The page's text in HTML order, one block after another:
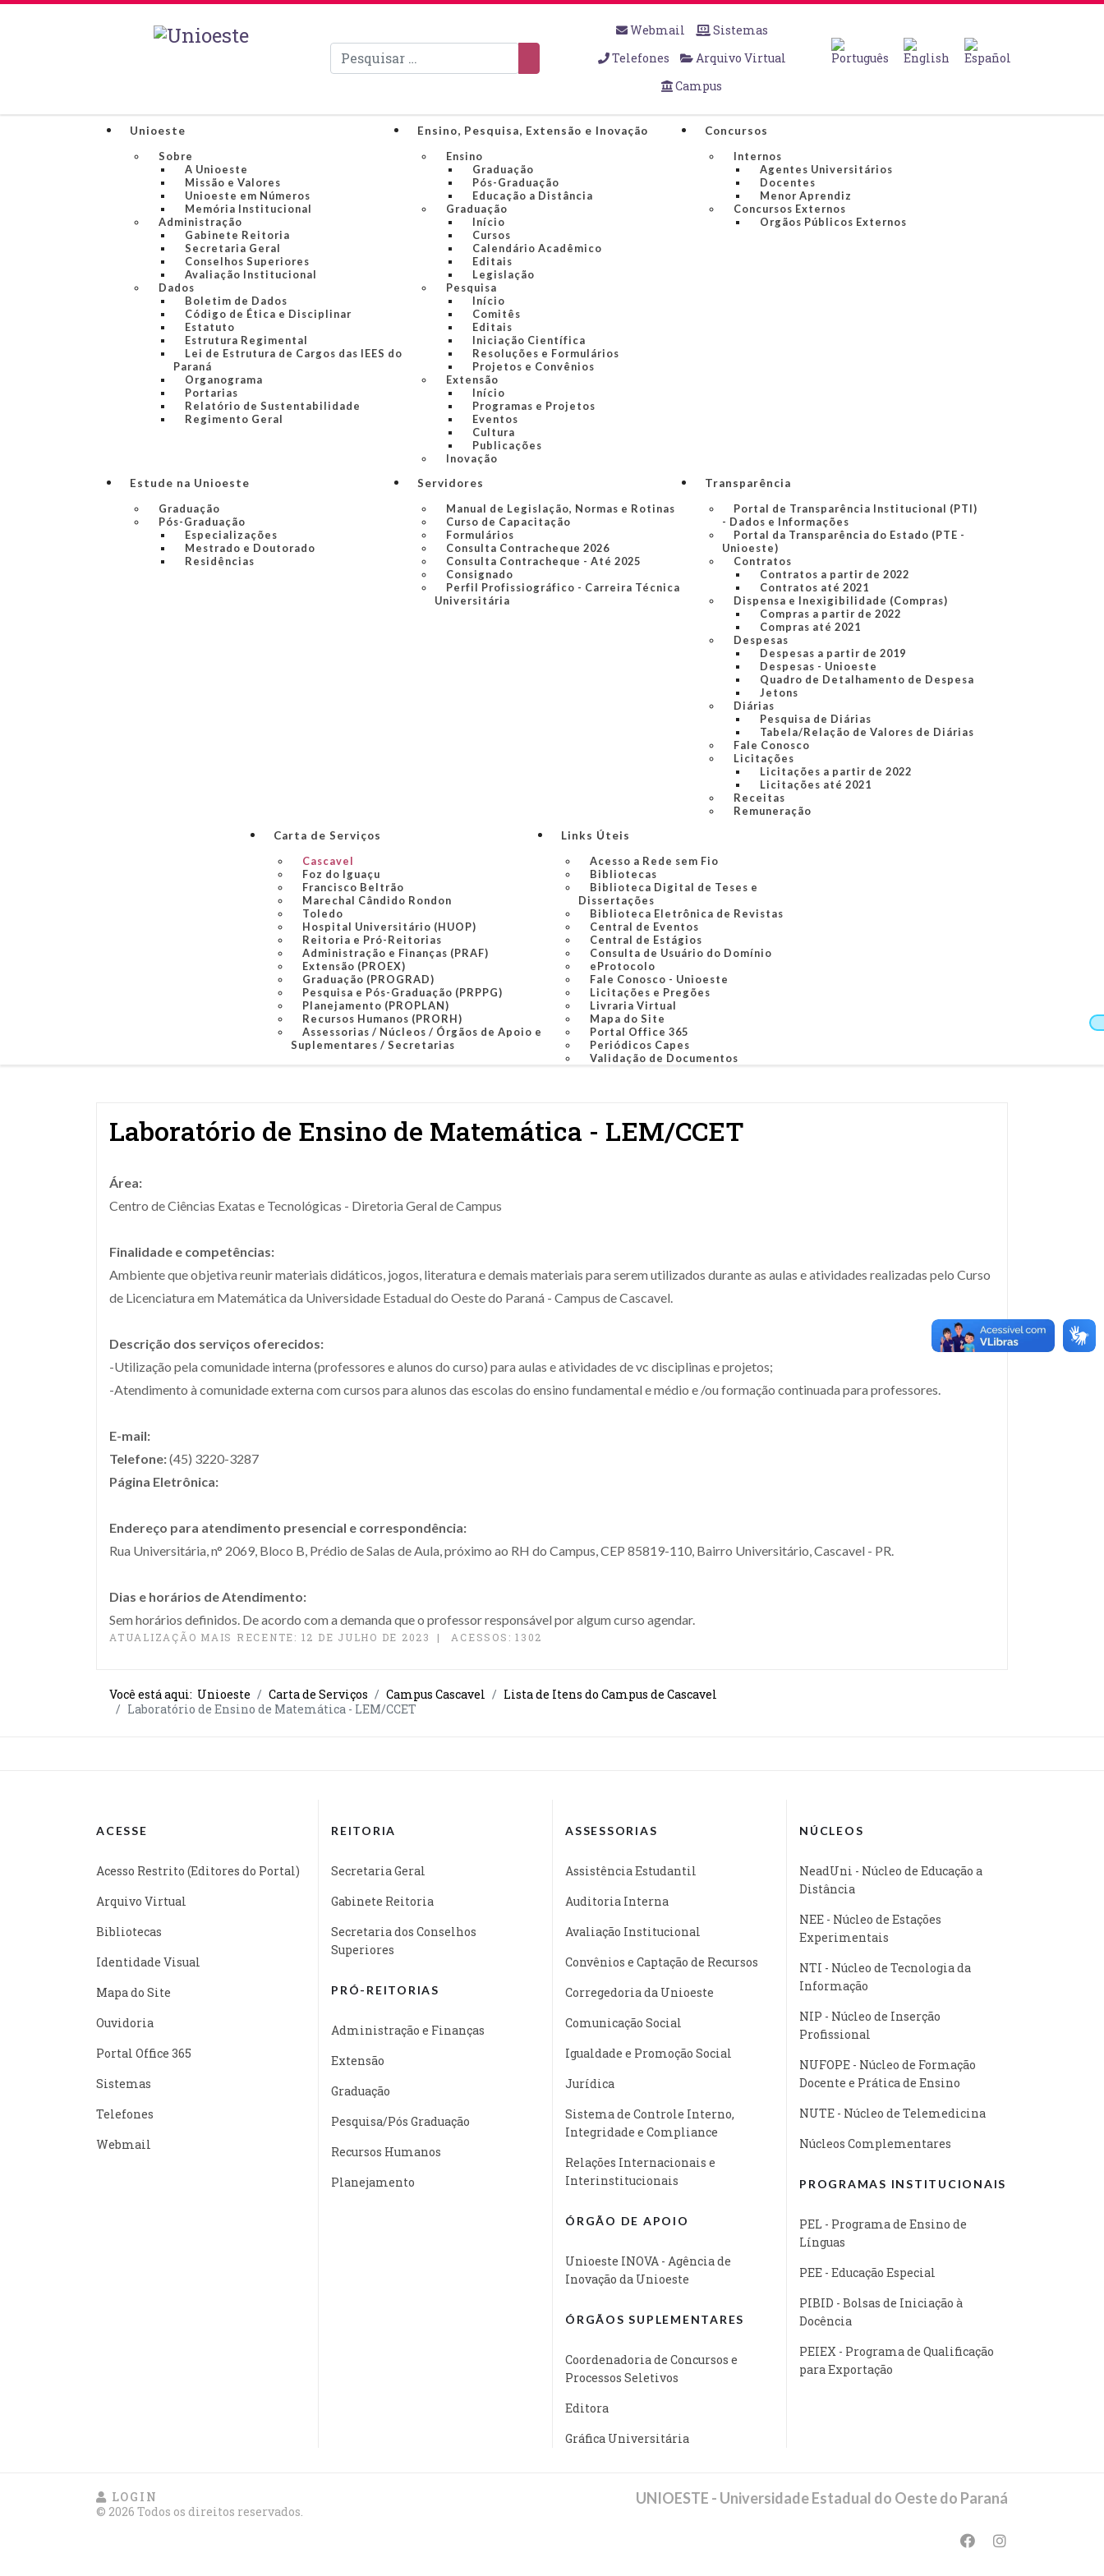
Pesquisar
Webmail
Sistemas
Telefones
Arquivo Virtual
Campus
Unioeste
Sobre
A Unioeste
Missão e Valores
Unioeste em Números
Memória Institucional
Administração
Gabinete Reitoria
Secretaria Geral
Conselhos Superiores
Avaliação Institucional
Dados
Boletim de Dados
Código de Ética e Disciplinar
Estatuto
Estrutura Regimental
Lei de Estrutura de Cargos das IEES do
Paraná
Organograma
Portarias
Relatório de Sustentabilidade
Regimento Geral
Ensino, Pesquisa, Extensão e Inovação
Ensino
Graduação
Pós-Graduação
Educação a Distância
Graduação
Início
Cursos
Calendário Acadêmico
Editais
Legislação
Pesquisa
Início
Comitês
Editais
Iniciação Científica
Resoluções e Formulários
Projetos e Convênios
Extensão
Início
Programas e Projetos
Eventos
Cultura
Publicações
Inovação
Concursos
Internos
Agentes Universitários
Docentes
Menor Aprendiz
Concursos Externos
Orgãos Públicos Externos
Estude na Unioeste
Graduação
Pós-Graduação
Especializações
Mestrado e Doutorado
Residências
Servidores
Manual de Legislação, Normas e Rotinas
Curso de Capacitação
Formulários
Consulta Contracheque 2026
Consulta Contracheque - Até 2025
Consignado
Perfil Profissiográfico - Carreira Técnica
Universitária
Transparência
Portal de Transparência Institucional (PTI)
- Dados e Informações
Portal da Transparência do Estado (PTE -
Unioeste)
Contratos
Contratos a partir de 2022
Contratos até 2021
Dispensa e Inexigibilidade (Compras)
Compras a partir de 2022
Compras até 2021
Despesas
Despesas a partir de 2019
Despesas - Unioeste
Quadro de Detalhamento de Despesa
Jetons
Diárias
Pesquisa de Diárias
Tabela/Relação de Valores de Diárias
Fale Conosco
Licitações
Licitações a partir de 2022
Licitações até 2021
Receitas
Remuneração
Carta de Serviços
Cascavel
Foz do Iguaçu
Francisco Beltrão
Marechal Cândido Rondon
Toledo
Hospital Universitário (HUOP)
Reitoria e Pró-Reitorias
Administração e Finanças (PRAF)
Extensão (PROEX)
Graduação (PROGRAD)
Pesquisa e Pós-Graduação (PRPPG)
Planejamento (PROPLAN)
Recursos Humanos (PRORH)
Assessorias / Núcleos / Órgãos de Apoio e
Suplementares / Secretarias
Links Úteis
Acesso a Rede sem Fio
Bibliotecas
Biblioteca Digital de Teses e
Dissertações
Biblioteca Eletrônica de Revistas
Central de Eventos
Central de Estágios
Consulta de Usuário do Domínio
eProtocolo
Fale Conosco - Unioeste
Licitações e Pregões
Livraria Virtual
Mapa do Site
Portal Office 365
Periódicos Capes
Validação de Documentos
Laboratório de Ensino de Matemática - LEM/CCET
Área:
Centro de Ciências Exatas e Tecnológicas - Diretoria Geral de Campus
Finalidade e competências:
Ambiente que objetiva reunir materiais didáticos, jogos, literatura e demais materiais para serem utilizados durante as aulas e atividades realizadas pelo Curso
de Licenciatura em Matemática da Universidade Estadual do Oeste do Paraná - Campus de Cascavel.
Descrição dos serviços oferecidos:
-Utilização pela comunidade interna (professores e alunos do curso) para aulas e atividades de vc disciplinas e projetos;
-Atendimento à comunidade externa com cursos para alunos das escolas do ensino fundamental e médio e /ou formação continuada para professores.
E-mail:
Telefone:(45) 3220-3287
Página Eletrônica:
Endereço para atendimento presencial e correspondência:
Rua Universitária, n° 2069, Bloco B, Prédio de Salas de Aula, próximo ao RH do Campus, CEP 85819-110, Bairro Universitário, Cascavel - PR.
Dias e horários de Atendimento:
Sem horários definidos. De acordo com a demanda que o professor responsável por algum curso agendar.
ATUALIZAÇÃO MAIS RECENTE: 12 DE JULHO DE 2023 ACESSOS: 1302
Você está aqui: Unioeste Carta de Serviços Campus Cascavel
Lista de Itens do Campus de Cascavel
Laboratório de Ensino de Matemática - LEM/CCET
ACESSE
Acesso Restrito (Editores do Portal)
Arquivo Virtual
Bibliotecas
Identidade Visual
Mapa do Site
Ouvidoria
Portal Office 365
Sistemas
Telefones
Webmail
REITORIA
Secretaria Geral
Gabinete Reitoria
Secretaria dos Conselhos
Superiores
PRÓ-REITORIAS
Administração e Finanças
Extensão
Graduação
Pesquisa/Pós Graduação
Recursos Humanos
Planejamento
ASSESSORIAS
Assistência Estudantil
Auditoria Interna
Avaliação Institucional
Convênios e Captação de Recursos
Corregedoria da Unioeste
Comunicação Social
Igualdade e Promoção Social
Jurídica
Sistema de Controle Interno,
Integridade e Compliance
Relações Internacionais e
Interinstitucionais
ÓRGÃO DE APOIO
Unioeste INOVA - Agência de
Inovação da Unioeste
ÓRGÃOS SUPLEMENTARES
Coordenadoria de Concursos e
Processos Seletivos
Editora
Gráfica Universitária
NÚCLEOS
NeadUni - Núcleo de Educação a
Distância
NEE - Núcleo de Estações
Experimentais
NTI - Núcleo de Tecnologia da
Informação
NIP - Núcleo de Inserção
Profissional
NUFOPE - Núcleo de Formação
Docente e Prática de Ensino
NUTE - Núcleo de Telemedicina
Núcleos Complementares
PROGRAMAS INSTITUCIONAIS
PEL - Programa de Ensino de
Línguas
PEE - Educação Especial
PIBID - Bolsas de Iniciação à
Docência
PEIEX - Programa de Qualificação
para Exportação
LOGIN
© 2026 Todos os direitos reservados.
UNIOESTE - Universidade Estadual do Oeste do Paraná